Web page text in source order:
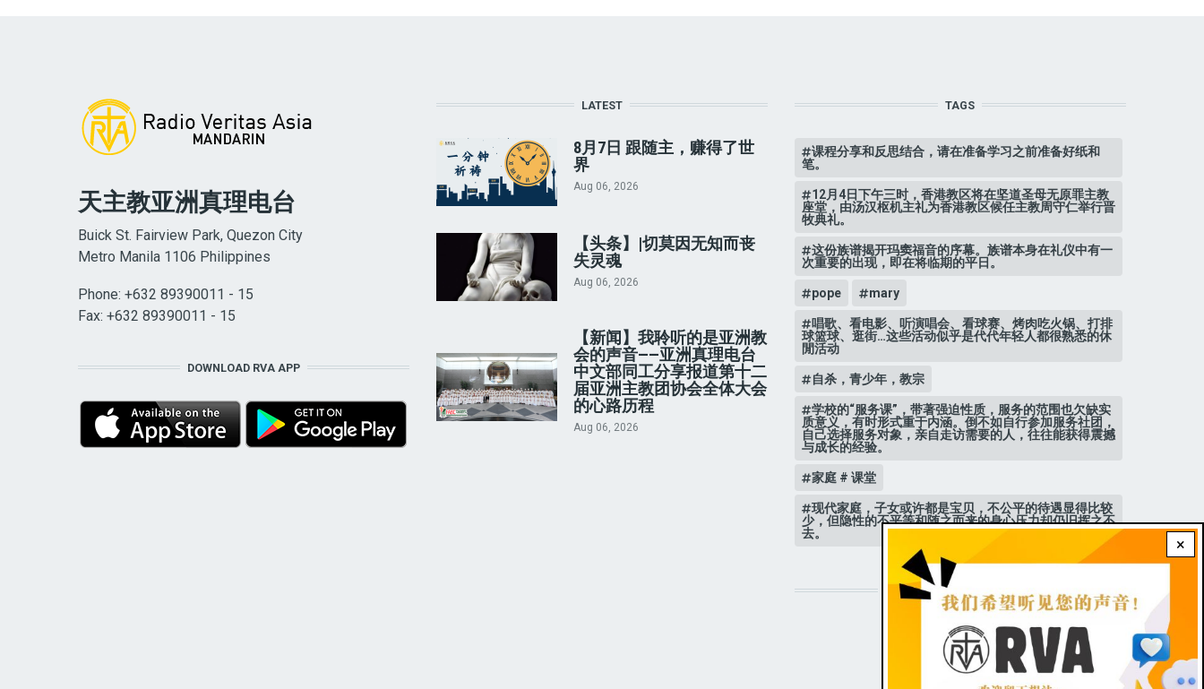
×
天主教亚洲真理电台
Buick St. Fairview Park, Quezon City
Metro Manila 1106 Philippines
Phone: +632 89390011 - 15
Fax: +632 89390011 - 15
DOWNLOAD RVA APP
LATEST
8月7日 跟随主，赚得了世
界
Aug 06, 2026
【头条】|切莫因无知而丧
失灵魂
Aug 06, 2026
【新闻】我聆听的是亚洲教
会的声音——亚洲真理电台
中文部同工分享报道第十二
届亚洲主教团协会全体大会
的心路历程
Aug 06, 2026
TAGS
课程分享和反思结合，请在准备学习之前准备好纸和
笔。
12月4日下午三时，香港教区将在坚道圣母无原罪主教
座堂，由汤汉枢机主礼为香港教区候任主教周守仁举行晋
牧典礼。
这份族谱揭开玛窦福音的序幕。族谱本身在礼仪中有一
次重要的出现，即在将临期的平日。
pope mary
唱歌、看电影、听演唱会、看球赛、烤肉吃火锅、打排
球篮球、逛街…这些活动似乎是代代年轻人都很熟悉的休
閒活动
自杀，青少年，教宗
学校的“服务课”，带著强迫性质，服务的范围也欠缺实
质意义，有时形式重于内涵。倒不如自行参加服务社团，
自己选择服务对象，亲自走访需要的人，往往能获得震撼
与成长的经验。
家庭 # 课堂
现代家庭，子女或许都是宝贝，不公平的待遇显得比较
少，但隐性的不平等和随之而来的身心压力却仍旧挥之不
去。
STAY CONNECTED WITH US!